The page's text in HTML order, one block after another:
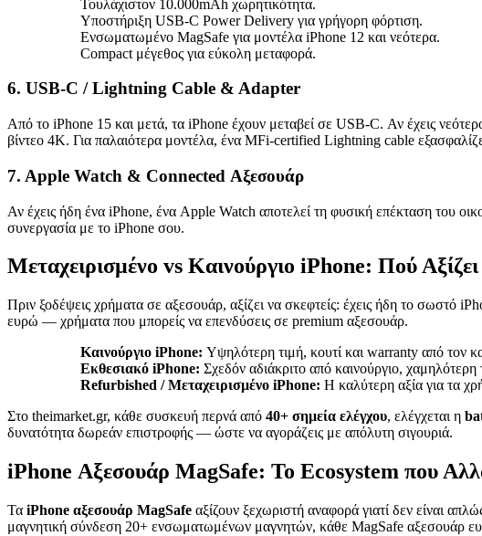
Τουλάχιστον 10.000mAh χωρητικότητα.
Υποστήριξη USB-C Power Delivery για γρήγορη φόρτιση.
Ενσωματωμένο MagSafe για μοντέλα iPhone 12 και νεότερα.
Compact μέγεθος για εύκολη μεταφορά.
6. USB-C / Lightning Cable & Adapter
Από το iPhone 15 και μετά, τα iPhone έχουν μεταβεί σε USB-C. Αν έχεις
βίντεο 4K. Για παλαιότερα μοντέλα, ένα MFi-certified Lightning cable
7. Apple Watch & Connected Αξεσουάρ
Αν έχεις ήδη ένα iPhone, ένα Apple Watch αποτελεί τη φυσική επέκταση
συνεργασία με το iPhone σου.
Μεταχειρισμένο vs Καινούργιο iPhone: Πού
Πριν ξοδέψεις χρήματα σε αξεσουάρ, αξίζει να σκεφτείς: έχεις ήδη το σωστό
ευρώ — χρήματα που μπορείς να επενδύσεις σε premium αξεσουάρ.
Καινούργιο iPhone: Υψηλότερη τιμή, κουτί και warranty από τον
Εκθεσιακό iPhone: Σχεδόν αδιάκριτο από καινούργιο, χαμηλότερη
Refurbished / Μεταχειρισμένο iPhone: Η καλύτερη αξία για τα
Στο theimarket.gr, κάθε συσκευή περνά από 40+ σημεία ελέγχου, ελέγχεται η
δυνατότητα δωρεάν επιστροφής — ώστε να αγοράζεις με απόλυτη σιγουριά.
iPhone Αξεσουάρ MagSafe: Το Ecosystem που
Τα iPhone αξεσουάρ MagSafe αξίζουν ξεχωριστή αναφορά γιατί δεν είναι
μαγνητική σύνδεση 20+ ενσωματωμένων μαγνητών, κάθε MagSafe αξεσουάρ